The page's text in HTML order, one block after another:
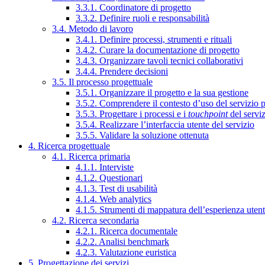
3.3.1. Coordinatore di progetto
3.3.2. Definire ruoli e responsabilità
3.4. Metodo di lavoro
3.4.1. Definire processi, strumenti e rituali
3.4.2. Curare la documentazione di progetto
3.4.3. Organizzare tavoli tecnici collaborativi
3.4.4. Prendere decisioni
3.5. Il processo progettuale
3.5.1. Organizzare il progetto e la sua gestione
3.5.2. Comprendere il contesto d’uso del servizio
3.5.3. Progettare i processi e i touchpointdel
3.5.4. Realizzare l’interfaccia utente del servizio
3.5.5. Validare la soluzione ottenuta
4. Ricerca progettuale
4.1. Ricerca primaria
4.1.1. Interviste
4.1.2. Questionari
4.1.3. Test di usabilità
4.1.4. Web analytics
4.1.5. Strumenti di mappatura dell’esperienza
4.2. Ricerca secondaria
4.2.1. Ricerca documentale
4.2.2. Analisi benchmark
4.2.3. Valutazione euristica
5. Progettazione dei servizi